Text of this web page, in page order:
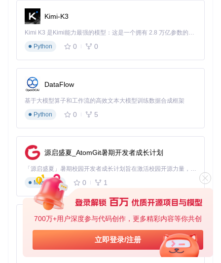
700万+用户深度参与代码创作，更多精彩内容等你共创
立即登录/注册
Kimi-K3
Kimi K3 是Kimi能力最强的模型：这是一个拥有 2.8 万亿参数的混合专家（MoE）模型，具备原生视觉理解能力，并支持 100 万 token 的上下文窗口。
Python
0 0
DataFlow
基于大模型算子和工作流的高效文本大模型训练数据合成框架
Python
0 5
源启盛夏_AtomGit暑期开发者成长计划
「源启盛夏」暑期校园开发者成长计划旨在激活校园开源力量，通过积分激励、认证扶持、资源倾斜等形式，引导高校组织和开发者完成「入驻 — 建项目 — 做贡献 — 获认证 — 得资源」的完整闭环。无论你是想带领社团入驻平台的组织者，还是希望用代码贡献证明自己的开发者，都能在这里找到属于你的成长路径。
Markdown
0 1
py-xiaozhi
基于Python的Xiaozhi AI，适用于想要完整Xiaozhi体验而无需拥有专用硬件的用户。
Python
0 1